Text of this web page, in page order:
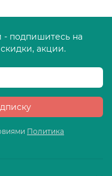
- подпишитесь на
акции.
Политика